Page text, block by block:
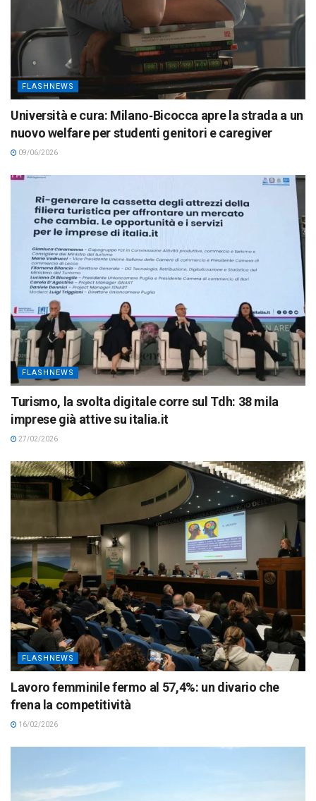
FLASHNEWS
Università e cura: Milano‑Bicocca apre la strada a un
nuovo welfare per studenti genitori e caregiver
09/06/2026
FLASHNEWS
Turismo, la svolta digitale corre sul Tdh: 38 mila
imprese già attive su italia.it
27/02/2026
FLASHNEWS
Lavoro femminile fermo al 57,4%: un divario che
frena la competitività
16/02/2026